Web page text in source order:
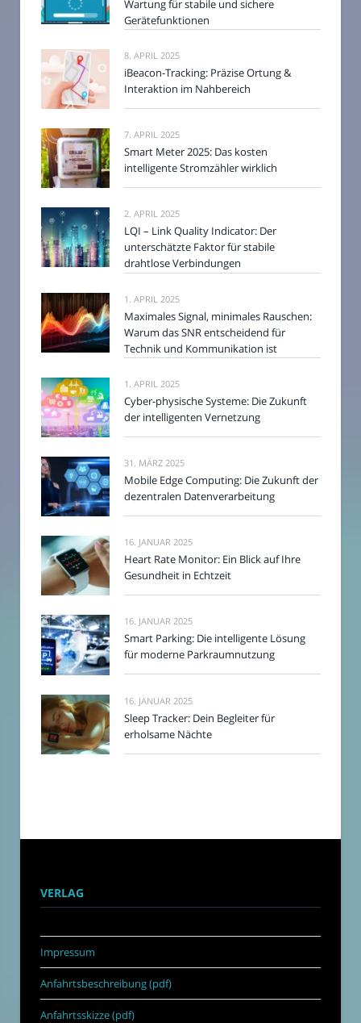
Wartung für stabile und sichere
Gerätefunktionen
8. APRIL 2025
iBeacon-Tracking: Präzise Ortung &
Interaktion im Nahbereich
7. APRIL 2025
Smart Meter 2025: Das kosten
intelligente Stromzähler wirklich
2. APRIL 2025
LQI – Link Quality Indicator: Der
unterschätzte Faktor für stabile
drahtlose Verbindungen
1. APRIL 2025
Maximales Signal, minimales Rauschen:
Warum das SNR entscheidend für
Technik und Kommunikation ist
1. APRIL 2025
Cyber-physische Systeme: Die Zukunft
der intelligenten Vernetzung
31. MÄRZ 2025
Mobile Edge Computing: Die Zukunft der
dezentralen Datenverarbeitung
16. JANUAR 2025
Heart Rate Monitor: Ein Blick auf Ihre
Gesundheit in Echtzeit
16. JANUAR 2025
Smart Parking: Die intelligente Lösung
für moderne Parkraumnutzung
16. JANUAR 2025
Sleep Tracker: Dein Begleiter für
erholsame Nächte
VERLAG
Impressum
Anfahrtsbeschreibung (pdf)
Anfahrtsskizze (pdf)